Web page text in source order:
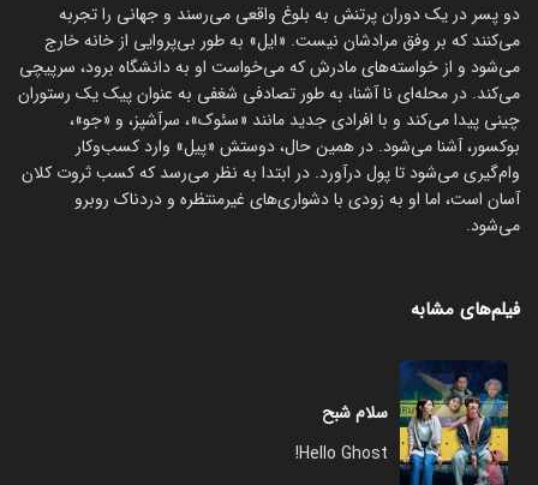
دو پسر در یک دوران پرتنش به بلوغ واقعی می‌رسند و جهانی را تجربه
می‌کنند که بر وفق مرادشان نیست. «ایل» به طور بی‌پروایی از خانه خارج
می‌شود و از خواسته‌های مادرش که می‌خواست او به دانشگاه برود، سرپیچی
می‌کند. در محله‌ای نا آشنا، به طور تصادفی شغفی به عنوان پیک یک رستوران
چینی پیدا می‌کند و با افرادی جدید مانند «سئوک»، سرآشپز، و «جو»،
بوکسور، آشنا می‌شود. در همین حال، دوستش «پیل» وارد کسب‌وکار
وام‌گیری می‌شود تا پول درآورد. در ابتدا به نظر می‌رسد که کسب ثروت کلان
آسان است، اما او به زودی با دشواری‌های غیرمنتظره و دردناک روبرو
می‌شود.
فیلم‌های مشابه
سلام شبح
Hello Ghost!